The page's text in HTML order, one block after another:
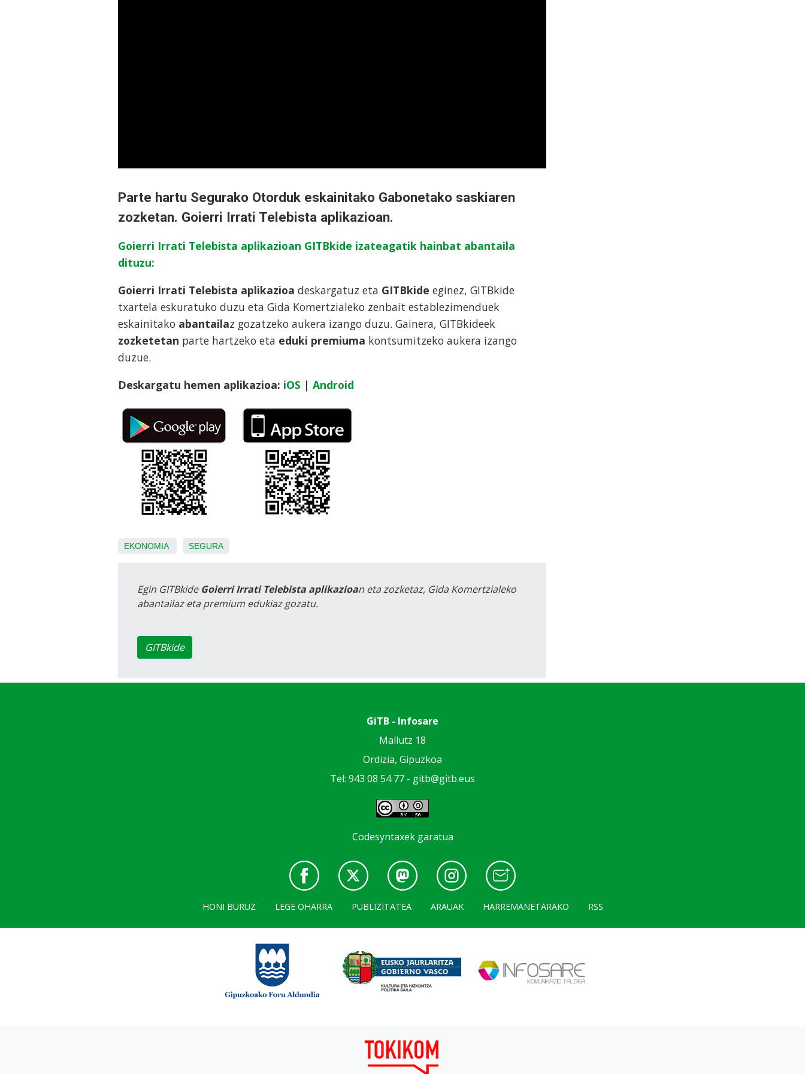
Parte hartu Segurako Otorduk eskainitako Gabonetako saskiaren
zozketan. Goierri Irrati Telebista aplikazioan.
Goierri Irrati Telebista aplikazioan GITBkide izateagatik hainbat abantaila
dituzu:
Goierri Irrati Telebista aplikazioa deskargatuz eta GITBkide eginez, GITBkide
txartela eskuratuko duzu eta Gida Komertzialeko zenbait establezimenduek
eskainitako abantailaz gozatzeko aukera izango duzu. Gainera, GITBkideek
zozketetan parte hartzeko eta eduki premiuma kontsumitzeko aukera izango
duzue.
Deskargatu hemen aplikazioa: iOS | Android
EKONOMIA SEGURA
Egin GITBkide Goierri Irrati Telebista aplikazioan eta zozketaz, Gida Komertzialeko
abantailaz eta premium edukiaz gozatu.
GITBkide
GiTB - Infosare
Mallutz 18
Ordizia, Gipuzkoa
Tel: 943 08 54 77 - gitb@gitb.eus
Codesyntaxek garatua
HONI BURUZ LEGE OHARRA PUBLIZITATEA ARAUAK HARREMANETARAKO RSS